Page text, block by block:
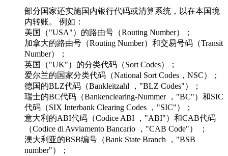
部分国家还实施国内银行代码或清算系统，以在本国境
内转账。 例如：
美国（"USA"）的路由号（Routing Number）；
加拿大的路由号（Routing Number）和交易号码（Transit
Number）；
英国（"UK"）的分类代码（Sort Codes）；
爱尔兰的国家分类代码（National Sort Codes，NSC）；
德国的BLZ代码（Bankleitzahl ，"BLZ Codes"）；
瑞士的BC代码（Bankenclearing-Nummer ，"BC"）和SIC
代码（SIX Interbank Clearing Codes ，"SIC"）；
意大利的ABI代码（Codice ABI ，"ABI"）和CAB代码
（Codice di Avviamento Bancario ，"CAB Code"） ；
澳大利亚的BSB编号（Bank State Branch ，"BSB
number"）；